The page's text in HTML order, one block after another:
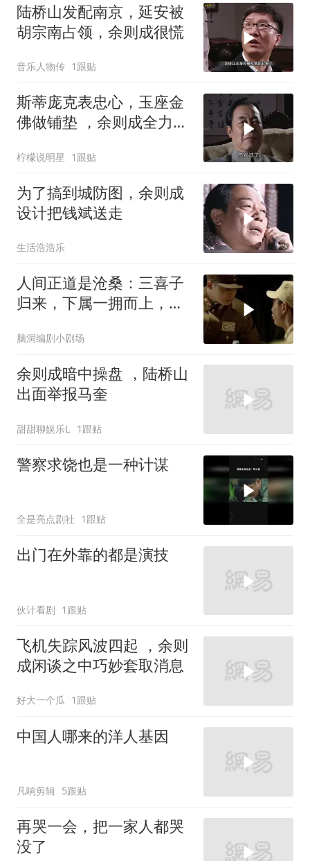
陆桥山发配南京，延安被
胡宗南占领，余则成很慌
音乐人物传 1跟贴
斯蒂庞克表忠心，玉座金
佛做铺垫 ，余则成全力冲
柠檬说明星 1跟贴
为了搞到城防图，余则成
设计把钱斌送走
生活浩浩乐
人间正道是沧桑：三喜子
归来，下属一拥而上，打
脑洞编剧小剧场
余则成暗中操盘 ，陆桥山
出面举报马奎
甜甜聊娱乐L 1跟贴
警察求饶也是一种计谋
全是亮点剧社 1跟贴
出门在外靠的都是演技
伙计看剧 1跟贴
飞机失踪风波四起 ，余则
成闲谈之中巧妙套取消息
好大一个瓜 1跟贴
中国人哪来的洋人基因
凡响剪辑 5跟贴
再哭一会，把一家人都哭
没了